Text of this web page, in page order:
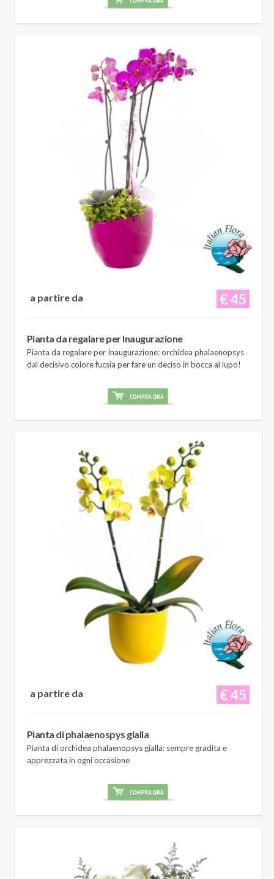
€ 45
a partire da
Pianta da regalare per Inaugurazione
Pianta da regalare per Inaugurazione: orchidea phalaenopsys
dal decisivo colore fucsia per fare un deciso in bocca al lupo!
€ 45
a partire da
Pianta di phalaenospys gialla
Pianta di orchidea phalaenopsys gialla: sempre gradita e
apprezzata in ogni occasione